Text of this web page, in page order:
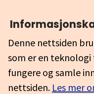
Denne nettsiden
som er en
fungere og samle
nettsiden. Les mer